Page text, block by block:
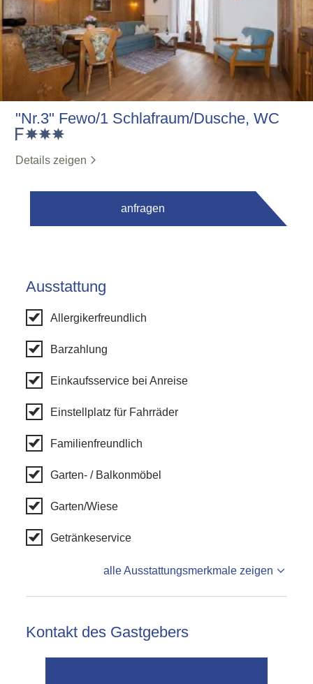
"Nr.3" Fewo/1 Schlafraum/Dusche, WC
Details zeigen
anfragen
Ausstattung
Allergikerfreundlich
Barzahlung
Einkaufsservice bei Anreise
Einstellplatz für Fahrräder
Familienfreundlich
Garten- / Balkonmöbel
Garten/Wiese
Getränkeservice
alle Ausstattungsmerkmale zeigen
Kontakt des Gastgebers